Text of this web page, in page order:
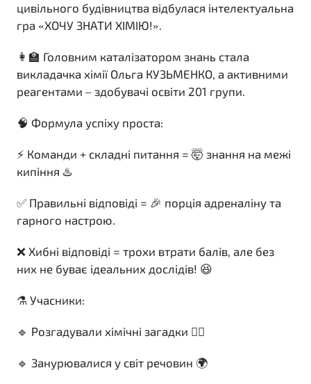
цивільного будівництва відбулася інтелектуальна
гра «ХОЧУ ЗНАТИ ХІМІЮ!».
👩‍🏫 Головним каталізатором знань стала
викладачка хімії Ольга КУЗЬМЕНКО, а активними
реагентами – здобувачі освіти 201 групи.
🧠 Формула успіху проста:
⚡️ Команди + складні питання = 🤯 знання на межі
кипіння ♨️
✅ Правильні відповіді = 🎉 порція адреналіну та
гарного настрою.
❌ Хибні відповіді = трохи втрати балів, але без
них не буває ідеальних дослідів! 😆
⚗️ Учасники:
🔹 Розгадували хімічні загадки 🕵️‍♂️
🔹 Занурювалися у світ речовин 🌍